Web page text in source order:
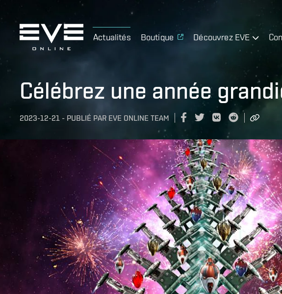
Actualités Boutique Découvrez EVE
Célébrez une année
2023-12-21 - PUBLIÉ PAR EVE ONLINE TEAM